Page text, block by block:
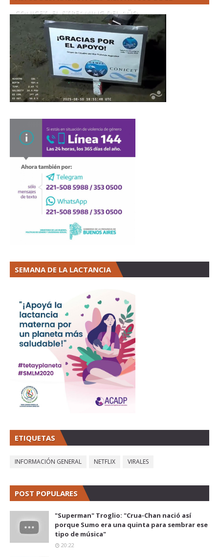
CONICET. EL STREAMING DEL AÑO
SEMANA DE LA LACTANCIA
ETIQUETAS
INFORMACIÓN GENERAL NETFLIX VIRALES
POST POPULARES
"Superman" Troglio: "Crua-Chan nació así
porque Sumo era una quinta para sembrar ese
tipo de música"
20:22